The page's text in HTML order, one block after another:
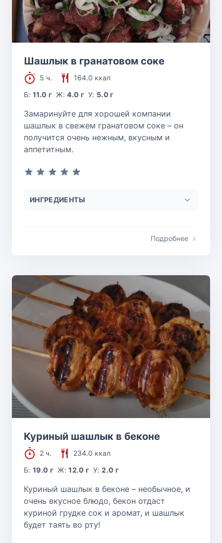
Шашлык в гранатовом соке
5 ч.
164.0 ккал
Б:11.0 г Ж:4.0 г У: 5.0 г
Замаринуйте для хорошей компании
шашлык в свежем гранатовом соке – он
получится очень нежным, вкусным и
аппетитным.
ИНГРЕДИЕНТЫ
Подробнее
Куриный шашлык в беконе
2 ч.
234.0 ккал
Б:19.0 г Ж:12.0 г У:2.0 г
Куриный шашлык в беконе – необычное, и
очень вкусное блюдо, бекон отдаст
куриной грудке сок и аромат, и шашлык
будет таять во рту!